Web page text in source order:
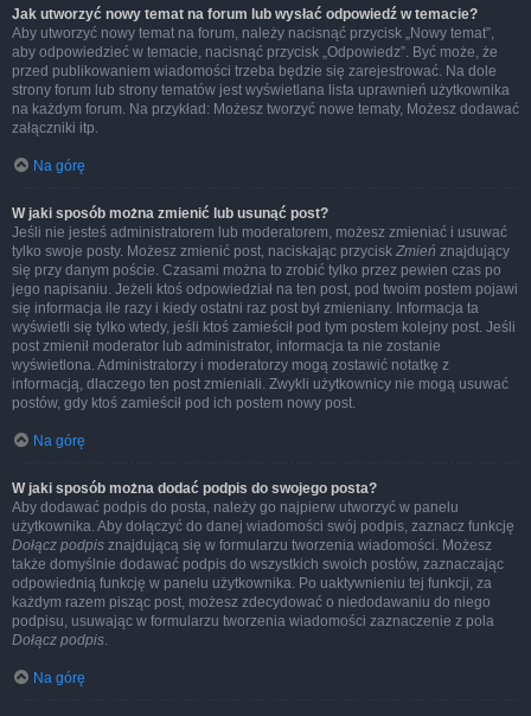
Jak utworzyć nowy temat na forum lub wysłać odpowiedź w temacie?
Aby utworzyć nowy temat na forum, należy nacisnąć przycisk „Nowy temat”,
aby odpowiedzieć w temacie, nacisnąć przycisk „Odpowiedz”. Być może, że
przed publikowaniem wiadomości trzeba będzie się zarejestrować. Na dole
strony forum lub strony tematów jest wyświetlana lista uprawnień użytkownika
na każdym forum. Na przykład: Możesz tworzyć nowe tematy, Możesz dodawać
załączniki itp.
Na górę
W jaki sposób można zmienić lub usunąć post?
Jeśli nie jesteś administratorem lub moderatorem, możesz zmieniać i usuwać
tylko swoje posty. Możesz zmienić post, naciskając przycisk Zmień znajdujący
się przy danym poście. Czasami można to zrobić tylko przez pewien czas po
jego napisaniu. Jeżeli ktoś odpowiedział na ten post, pod twoim postem pojawi
się informacja ile razy i kiedy ostatni raz post był zmieniany. Informacja ta
wyświetli się tylko wtedy, jeśli ktoś zamieścił pod tym postem kolejny post. Jeśli
post zmienił moderator lub administrator, informacja ta nie zostanie
wyświetlona. Administratorzy i moderatorzy mogą zostawić notatkę z
informacją, dlaczego ten post zmieniali. Zwykli użytkownicy nie mogą usuwać
postów, gdy ktoś zamieścił pod ich postem nowy post.
Na górę
W jaki sposób można dodać podpis do swojego posta?
Aby dodawać podpis do posta, należy go najpierw utworzyć w panelu
użytkownika. Aby dołączyć do danej wiadomości swój podpis, zaznacz funkcję
Dołącz podpis znajdującą się w formularzu tworzenia wiadomości. Możesz
także domyślnie dodawać podpis do wszystkich swoich postów, zaznaczając
odpowiednią funkcję w panelu użytkownika. Po uaktywnieniu tej funkcji, za
każdym razem pisząc post, możesz zdecydować o niedodawaniu do niego
podpisu, usuwając w formularzu tworzenia wiadomości zaznaczenie z pola
Dołącz podpis.
Na górę